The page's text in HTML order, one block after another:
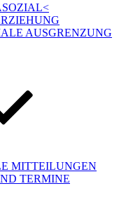
AUSGRENZUNG
MITTEILUNGEN
TERMINE